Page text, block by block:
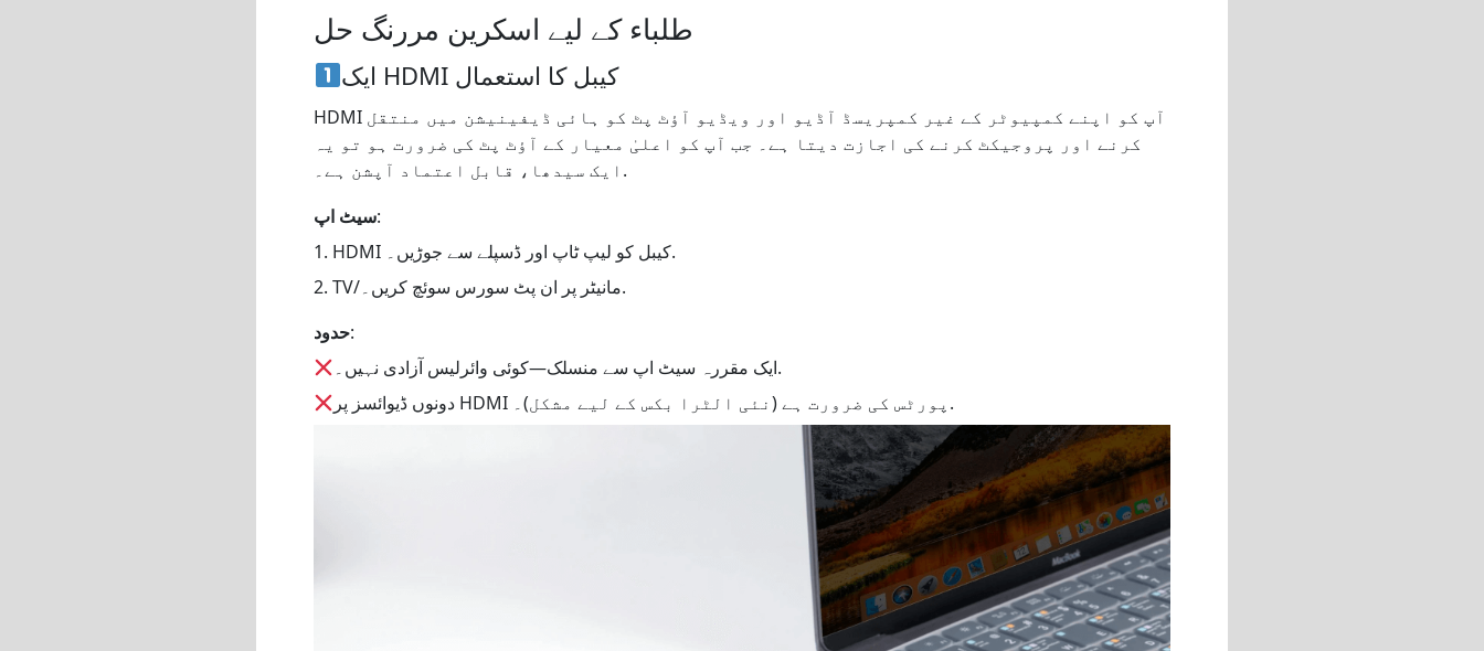
طلباء کے لیے اسکرین مررنگ حل
ایک HDMI کیبل کا استعمال
HDMI آپ کو اپنے کمپیوٹر کے غیر کمپریسڈ آڈیو اور ویڈیو آؤٹ پٹ کو ہائی ڈیفینیشن میں منتقل
کرنے اور پروجیکٹ کرنے کی اجازت دیتا ہے۔ جب آپ کو اعلیٰ معیار کے آؤٹ پٹ کی ضرورت ہو تو یہ
ایک سیدھا، قابل اعتماد آپشن ہے۔.
سیٹ اپ:
1. HDMI کیبل کو لیپ ٹاپ اور ڈسپلے سے جوڑیں۔.
2. TV/مانیٹر پر ان پٹ سورس سوئچ کریں۔.
حدود:
ایک مقررہ سیٹ اپ سے منسلک—کوئی وائرلیس آزادی نہیں۔.
دونوں ڈیوائسز پر HDMI پورٹس کی ضرورت ہے (نئی الٹرا بکس کے لیے مشکل)۔.